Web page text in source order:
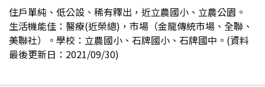
住戶單純、低公設、稀有釋出，近立農國小、立農公園。
生活機能佳：醫療(近榮總)，市場（金龍傳統市場、全聯、
美聯社）。學校：立農國小、石牌國小、石牌國中。(資料
最後更新日：2021/09/30)